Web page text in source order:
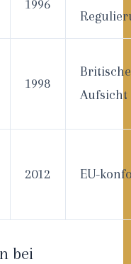
1996
1998
Britische
Aufsicht
2012 EU-
bei